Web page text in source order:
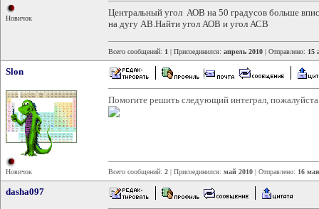
Новичок
Центральный угол АОВ на 50 градусов больше
на дугу АВ.Найти угол АОВ и угол АСВ
Всего сообщений: 1 | Присоединился: апрель 2010 | Отправлено: 15
Slon
Новичок
Помогите решить следующий интеграл,
Всего сообщений: 2 | Присоединился: май 2010 | Отправлено: 16
dasha097